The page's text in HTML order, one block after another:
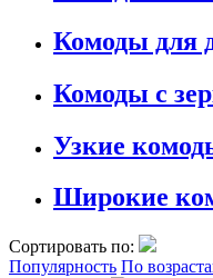
Комоды для
Комоды с
Узкие
Широкие
Сортировать по:
Популярность По